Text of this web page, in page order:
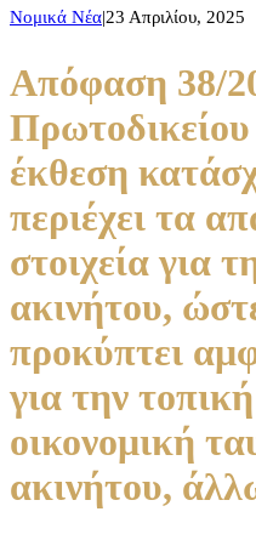
ταυτότητα του
είναι άκυρη.
Νομικά Νέα|23 Απριλίου, 2025
Απόφαση 38/
έκθεση
περιέχει τα
στοιχεία για
ακινήτου,
προκύπτει
για την
οικονομική
ακινήτου,